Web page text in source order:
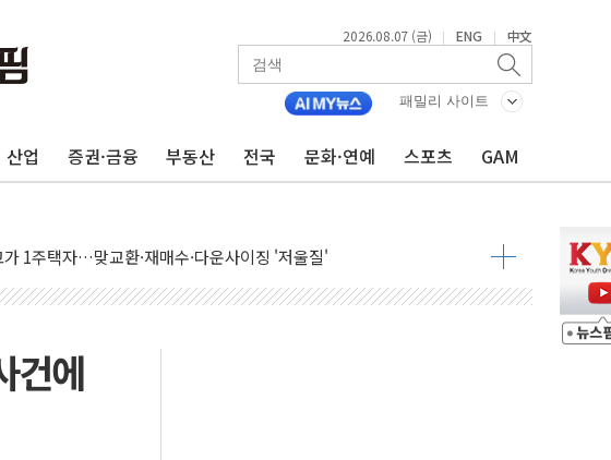
2026.08.07 (금) | ENG | 中文
패밀리 사이트
산업 증권·금융 부동산 전국 문화·연예 스포츠 GAM
개선으로 실적 방어…다음 과제는 '외형 확대'
르무즈 해협 통항 제한 검토에 유가 3% 급등…금값 보합
리 부담에 하락…다우 5거래일 랠리 '마침표'
] 송영길·정청래·김민석 후보 - 8월 7일
산 정책 점검 2차 회의…주택 공급 대책 막바지 조율할 듯
건에